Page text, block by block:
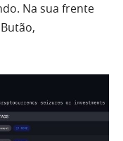
Na sua frente